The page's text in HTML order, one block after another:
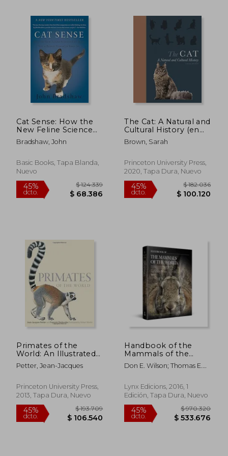
10%
dcto.
$ 31.000
$ 27.900
45%
35%
dcto. $ 73.486
Rápido
45%
dcto.
Cat Sense: How the
New Feline Science
Can Make You a
Better Friend to Your
Bradshaw, John
Basic Books, Tapa Blanda,
Nuevo
The Cat: A Natural and
Cultural History (en
Inglés)
Brown, Sarah
Princeton University Press,
2020, Tapa Dura, Nuevo
Primates of the
World: An Illustrated
Guide (en Inglés)
Petter, Jean-Jacques
Princeton University Press,
2013, Tapa Dura, Nuevo
Handbook of the
Mammals of the
World. Volume 6:
Lagomorphs and
Don E. Wilson; Thomas E.
Mittermeier; Toni Llobet
Lynx Edicions, 2016, 1
Edición, Tapa Dura, Nuevo